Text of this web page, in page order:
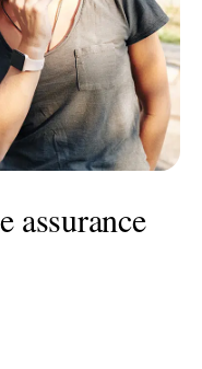
assurance